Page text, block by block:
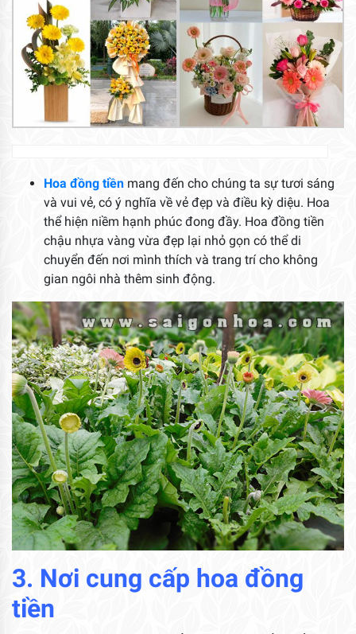
Hoa đồng tiền mang đến cho chúng ta sự tươi sáng
và vui vẻ, có ý nghĩa về vẻ đẹp và điều kỳ diệu. Hoa
thể hiện niềm hạnh phúc đong đầy. Hoa đồng tiền
chậu nhựa vàng vừa đẹp lại nhỏ gọn có thể di
chuyển đến nơi mình thích và trang trí cho không
gian ngôi nhà thêm sinh động.
3. Nơi cung cấp hoa đồng
tiền